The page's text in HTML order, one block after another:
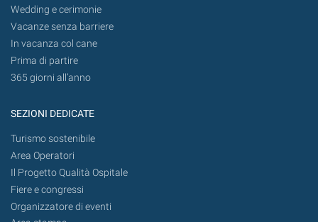
Wedding e cerimonie
Vacanze senza barriere
In vacanza col cane
Prima di partire
365 giorni all’anno
SEZIONI DEDICATE
Turismo sostenibile
Area Operatori
Il Progetto Qualità Ospitale
Fiere e congressi
Organizzatore di eventi